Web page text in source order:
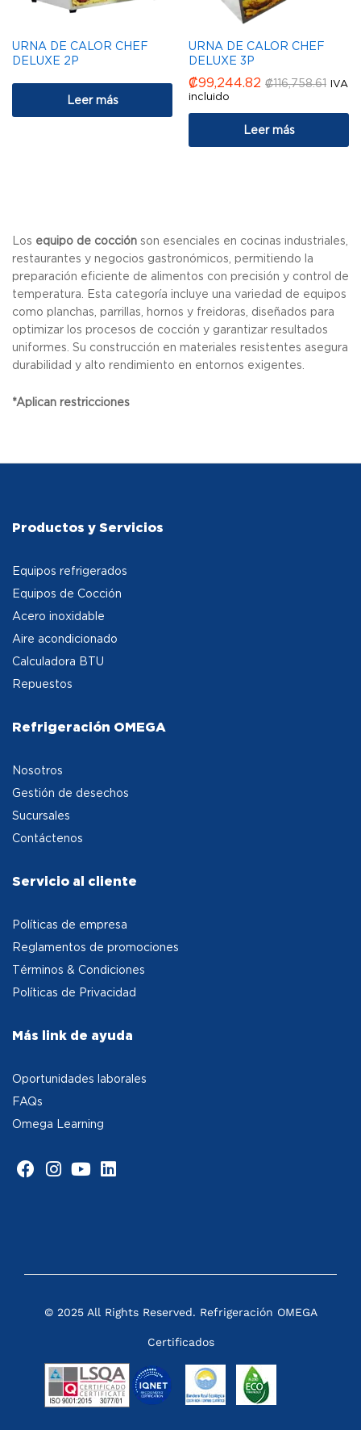
URNA DE CALOR CHEF
DELUXE 2P
Leer más
URNA DE CALOR CHEF
DELUXE 3P
₡99,244.82 ₡116,758.61 IVA
incluido
Leer más
Los equipo de cocción son esenciales en cocinas industriales,
restaurantes y negocios gastronómicos, permitiendo la
preparación eficiente de alimentos con precisión y control de
temperatura. Esta categoría incluye una variedad de equipos
como planchas, parrillas, hornos y freidoras, diseñados para
optimizar los procesos de cocción y garantizar resultados
uniformes. Su construcción en materiales resistentes asegura
durabilidad y alto rendimiento en entornos exigentes.
*Aplican restricciones
Productos y Servicios
Equipos refrigerados
Equipos de Cocción
Acero inoxidable
Aire acondicionado
Calculadora BTU
Repuestos
Refrigeración OMEGA
Nosotros
Gestión de desechos
Sucursales
Contáctenos
Servicio al cliente
Políticas de empresa
Reglamentos de promociones
Términos & Condiciones
Políticas de Privacidad
Más link de ayuda
Oportunidades laborales
FAQs
Omega Learning
© 2025 All Rights Reserved. Refrigeración OMEGA
Certificados